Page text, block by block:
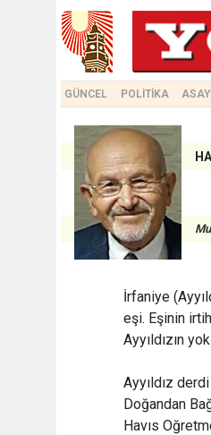
GÜNCEL POLİTİKA
İrfaniye
eşi. Eşinin
Ayyıldızın
Ayyıldız
Doğandan
Havıs